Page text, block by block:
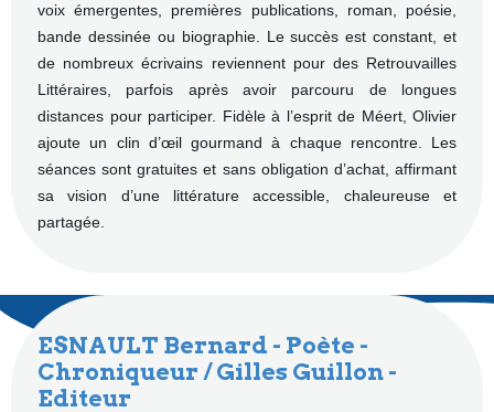
voix émergentes, premières publications, roman, poésie,
bande dessinée ou biographie. Le succès est constant, et
de nombreux écrivains reviennent pour des Retrouvailles
Littéraires, parfois après avoir parcouru de longues
distances pour participer. Fidèle à l’esprit de Méert, Olivier
ajoute un clin d’œil gourmand à chaque rencontre. Les
séances sont gratuites et sans obligation d’achat, affirmant
sa vision d’une littérature accessible, chaleureuse et
partagée.
ESNAULT Bernard - Poète -
Chroniqueur / Gilles Guillon -
Editeur